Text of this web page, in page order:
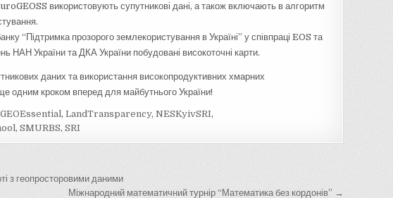
використовують супутникові дані, а також включають в алгоритм
“Підтримка прозорого землекористування в Україні” у співпраці EOS та
НАН України та ДКА України побудовані високоточні карти.
даних та використання високопродуктивних хмарних
одним кроком вперед для майбутнього України!
GEOEssential, LandTransparency, NESKyivSRI,
, SMURBS, SRI
з геопросторовими даними
Міжнародний математичний турнір “Математика без кордонів” →